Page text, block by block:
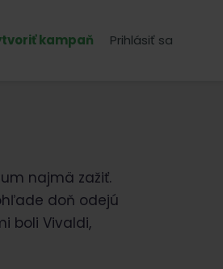
kampaň Prihlásiť sa
najmä zažiť.
doň odejú
boli Vivaldi,